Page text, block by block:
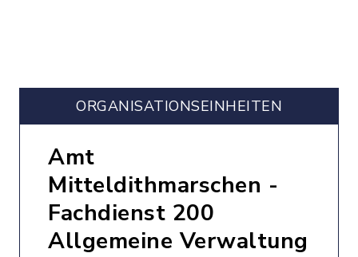
ORGANISATIONS­EINHEITEN
Amt
Mitteldithmarschen -
Fachdienst 200
Allgemeine Verwaltung